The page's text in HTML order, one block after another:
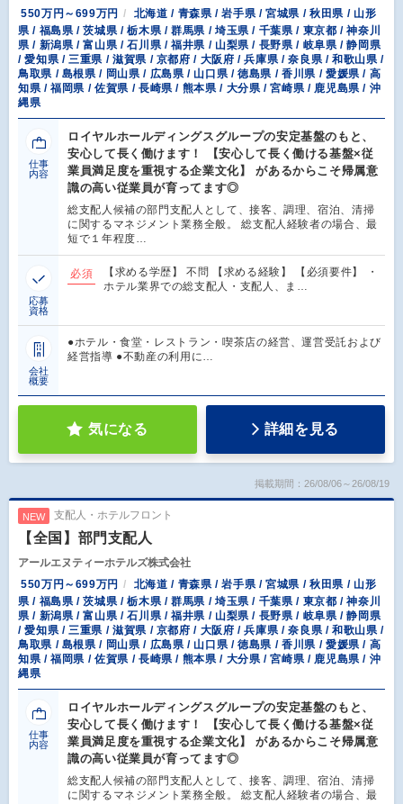
550万円～699万円
北海道 / 青森県 / 岩手県 / 宮城県 / 秋田県 / 山形
県 / 福島県 / 茨城県 / 栃木県 / 群馬県 / 埼玉県 / 千葉県 / 東京都 / 神奈川
県 / 新潟県 / 富山県 / 石川県 / 福井県 / 山梨県 / 長野県 / 岐阜県 / 静岡県
/ 愛知県 / 三重県 / 滋賀県 / 京都府 / 大阪府 / 兵庫県 / 奈良県 / 和歌山県 /
鳥取県 / 島根県 / 岡山県 / 広島県 / 山口県 / 徳島県 / 香川県 / 愛媛県 / 高
知県 / 福岡県 / 佐賀県 / 長崎県 / 熊本県 / 大分県 / 宮崎県 / 鹿児島県 / 沖
縄県
仕事
内容
ロイヤルホールディングスグループの安定基盤のもと、
安心して長く働けます！ 【安心して長く働ける基盤×従
業員満足度を重視する企業文化】 があるからこそ帰属意
識の高い従業員が育ってます◎
総支配人候補の部門支配人として、接客、調理、宿泊、清掃
に関するマネジメント業務全般。 総支配人経験者の場合、最
短で１年程度…
応募
資格
必須
【求める学歴】 不問 【求める経験】 【必須要件】 ・
ホテル業界での総支配人・支配人、ま…
会社
概要
●ホテル・食堂・レストラン・喫茶店の経営、運営受託および
経営指導 ●不動産の利用に…
気になる 詳細を見る
掲載期間：26/08/06～26/08/19
NEW 支配人・ホテルフロント
【全国】部門支配人
アールエヌティーホテルズ株式会社
550万円～699万円
北海道 / 青森県 / 岩手県 / 宮城県 / 秋田県 / 山形
県 / 福島県 / 茨城県 / 栃木県 / 群馬県 / 埼玉県 / 千葉県 / 東京都 / 神奈川
県 / 新潟県 / 富山県 / 石川県 / 福井県 / 山梨県 / 長野県 / 岐阜県 / 静岡県
/ 愛知県 / 三重県 / 滋賀県 / 京都府 / 大阪府 / 兵庫県 / 奈良県 / 和歌山県 /
鳥取県 / 島根県 / 岡山県 / 広島県 / 山口県 / 徳島県 / 香川県 / 愛媛県 / 高
知県 / 福岡県 / 佐賀県 / 長崎県 / 熊本県 / 大分県 / 宮崎県 / 鹿児島県 / 沖
縄県
仕事
内容
ロイヤルホールディングスグループの安定基盤のもと、
安心して長く働けます！ 【安心して長く働ける基盤×従
業員満足度を重視する企業文化】 があるからこそ帰属意
識の高い従業員が育ってます◎
総支配人候補の部門支配人として、接客、調理、宿泊、清掃
に関するマネジメント業務全般。 総支配人経験者の場合、最